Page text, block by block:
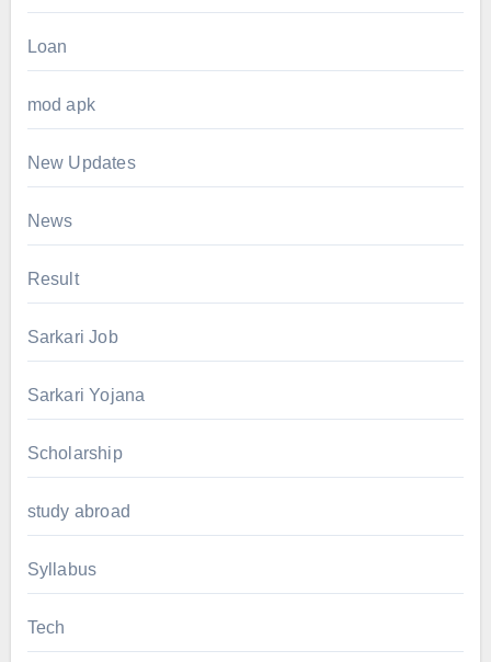
Loan
mod apk
New Updates
News
Result
Sarkari Job
Sarkari Yojana
Scholarship
study abroad
Syllabus
Tech